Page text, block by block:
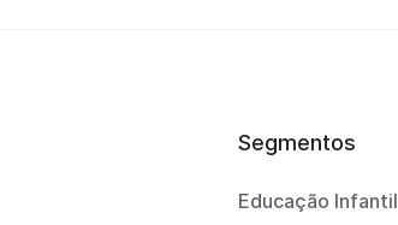
Segmentos
Educação Infantil